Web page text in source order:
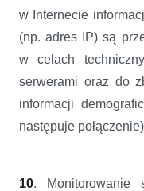
w Internecie
(np. adres IP) są
w celach
serwerami oraz do
informacji
następuje
10. Monitorowanie